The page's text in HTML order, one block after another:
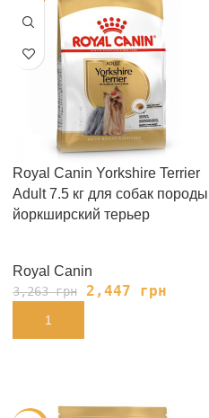
Royal Canin Yorkshire Terrier
Adult 7.5 кг для собак породы
йоркширский терьер
Royal Canin
3,263грн 2,447 грн
В КОРЗИНУ